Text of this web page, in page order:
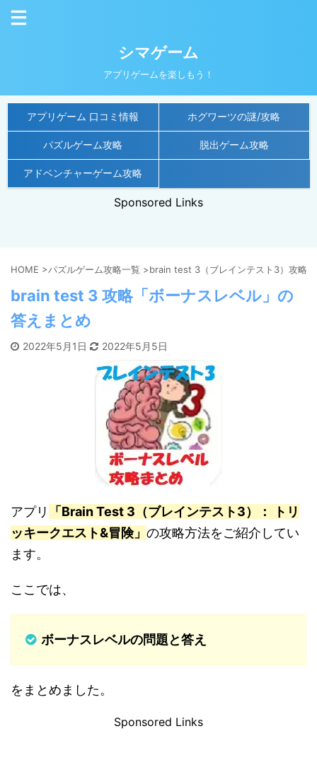
シマゲーム
アプリゲームを楽しもう！
アプリゲーム 口コミ情報 ホグワーツの謎/攻略
パズルゲーム攻略 脱出ゲーム攻略
アドベンチャーゲーム攻略
Sponsored Links
HOME >パズルゲーム攻略一覧 >brain test 3（ブレインテスト3）攻略
brain test 3 攻略「ボーナスレベル」の
答えまとめ
2022年5月1日 2022年5月5日
アプリ
「Brain Test 3（ブレインテスト3）： トリ
ッキークエスト&冒険」 の攻略方法をご紹介してい
ます。
ここでは、
ボーナスレベルの問題と答え
をまとめました。
Sponsored Links